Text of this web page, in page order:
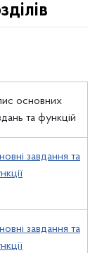
основних
та функцій
завдання та
завдання та